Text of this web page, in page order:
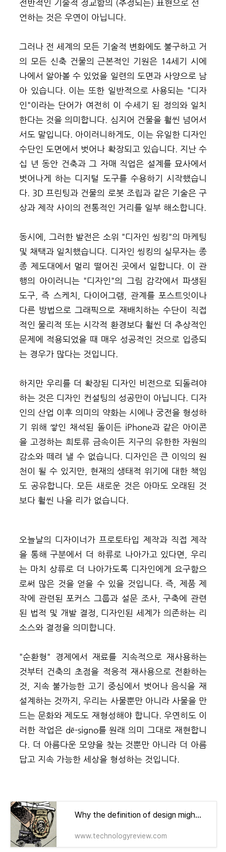
전반적인 기술적 정교함의 (추정되는) 표현으로 선
언하는 것은 우연이 아닙니다.
그러나 전 세계의 모든 기술적 변화에도 불구하고 거
의 모든 신축 건물의 근본적인 기원은 14세기 시에
나에서 알아볼 수 있었을 일련의 도면과 사양으로 남
아 있습니다. 이는 또한 일반적으로 사용되는 "디자
인"이라는 단어가 여전히 이 수세기 된 정의와 일치
한다는 것을 의미합니다. 심지어 건물을 훨씬 넘어서
서도 말입니다. 아이러니하게도, 이는 유일한 디자인
수단인 도면에서 벗어나 확장되고 있습니다. 지난 수
십 년 동안 건축과 그 자매 직업은 설계를 묘사에서
벗어나게 하는 디지털 도구를 수용하기 시작했습니
다. 3D 프린팅과 건물의 로봇 조립과 같은 기술은 구
상과 제작 사이의 전통적인 거리를 일부 해소합니다.
동시에, 그러한 발전은 소위 "디자인 씽킹"의 마케팅
및 채택과 일치했습니다. 디자인 씽킹의 실무자는 종
종 제도대에서 멀리 떨어진 곳에서 일합니다. 이 관
행의 아이러니는 "디자인"의 그림 감각에서 파생된
도구, 즉 스케치, 다이어그램, 관계를 포스트잇이나
다른 방법으로 그래픽으로 재배치하는 수단이 직접
적인 물리적 또는 시각적 환경보다 훨씬 더 추상적인
문제에 적용되었을 때 매우 성공적인 것으로 입증되
는 경우가 많다는 것입니다.
하지만 우리를 더 확장된 디자인 비전으로 되돌려야
하는 것은 디자인 컨설팅의 성공만이 아닙니다. 디자
인의 산업 이후 의미의 약화는 시에나 궁전을 형성하
기 위해 쌓인 채석된 돌이든 iPhone과 같은 아이콘
을 고정하는 희토류 금속이든 지구의 유한한 자원의
감소와 떼려 낼 수 없습니다. 디자인은 큰 이익의 원
천이 될 수 있지만, 현재의 생태적 위기에 대한 책임
도 공유합니다. 모든 새로운 것은 아마도 오래된 것
보다 훨씬 나을 리가 없습니다.
오늘날의 디자이너가 프로토타입 제작과 직접 제작
을 통해 구분에서 더 하류로 나아가고 있다면, 우리
는 마치 상류로 더 나아가도록 디자인에게 요구함으
로써 많은 것을 얻을 수 있을 것입니다. 즉, 제품 제
작에 관련된 포커스 그룹과 설문 조사, 구축에 관련
된 법적 및 개발 결정, 디자인된 세계가 의존하는 리
소스와 결정을 의미합니다.
"순환형" 경제에서 재료를 지속적으로 재사용하는
것부터 건축의 초점을 적응적 재사용으로 전환하는
것, 지속 불가능한 고기 중심에서 벗어나 음식을 재
설계하는 것까지, 우리는 사물뿐만 아니라 사물을 만
드는 문화와 제도도 재형성해야 합니다. 우연히도 이
러한 작업은 dē-signo를 원래 의미 그대로 재현합니
다. 더 아름다운 모양을 찾는 것뿐만 아니라 더 아름
답고 지속 가능한 세상을 형성하는 것입니다.
Why the definition of design might need a change
www.technologyreview.com